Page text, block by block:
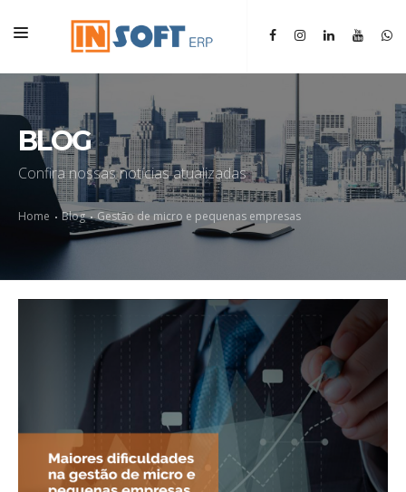
HOME
INSTITUCIONAL
BLOG
Confira nossas notícias atualizadas
Home Blog Gestão de micro e pequenas empresas